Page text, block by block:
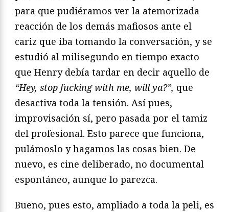
para que pudiéramos ver la atemorizada
reacción de los demás mafiosos ante el
cariz que iba tomando la conversación, y se
estudió al milisegundo en tiempo exacto
que Henry debía tardar en decir aquello de
“Hey, stop fucking with me, will ya?”, que
desactiva toda la tensión. Así pues,
improvisación sí, pero pasada por el tamiz
del profesional. Esto parece que funciona,
pulámoslo y hagamos las cosas bien. De
nuevo, es cine deliberado, no documental
espontáneo, aunque lo parezca.
Bueno, pues esto, ampliado a toda la peli, es